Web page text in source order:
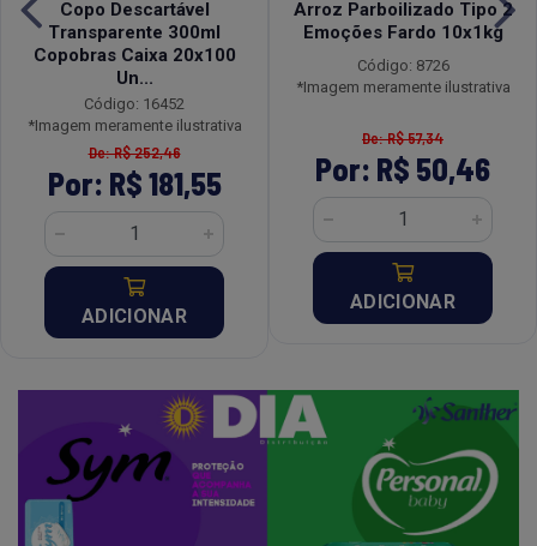
Copo Descartável
Transparente 300ml
Copobras Caixa 20x100
Un...
Código: 16452
*Imagem meramente ilustrativa
De: R$ 252,46
Por: R$ 181,55
ADICIONAR
Arroz Parboilizado Tipo 2
Emoções Fardo 10x1kg
Código: 8726
*Imagem meramente ilustrativa
De: R$ 57,34
Por: R$ 50,46
ADICIONAR